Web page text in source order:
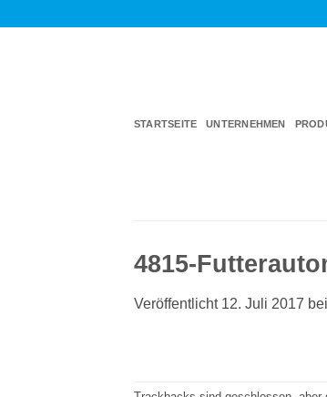
STARTSEITE UNTERNEHMEN
4815-
Veröffentlicht 12. Juli 2017 bei